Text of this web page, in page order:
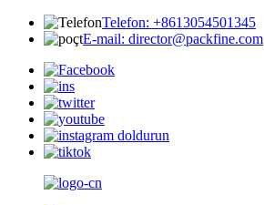
Telefon: +8613054501345
E-mail: director@packfine.com